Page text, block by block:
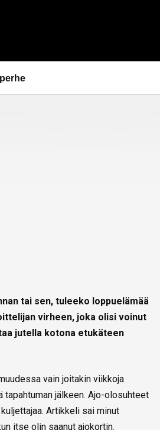
tai sen, tuleeko loppuelämää
virheen, joka olisi voinut
jutella kotona etukäteen
vain joitakin viikkoja
tapahtuman jälkeen. Ajo-olosuhteet
Artikkeli sai minut
itse olin saanut ajokortin.